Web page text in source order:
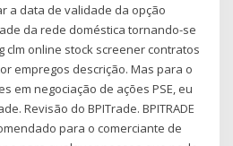
a data de validade da opção
da rede doméstica tornando-se
clm online stock screener contratos
empregos descrição. Mas para o
em negociação de ações PSE, eu
Revisão do BPITrade. BPITRADE
para o comerciante de